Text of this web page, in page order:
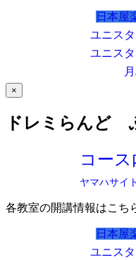
日本屋
ユニス
ユニス
×
ドレミらんど
コー
ヤマハサイ
各教室の開講情報はこち
日本屋
ユニス